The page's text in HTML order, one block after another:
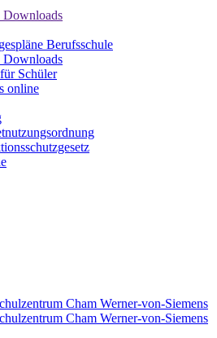
Downloads
Berufsschule
Downloads
Schüler
online